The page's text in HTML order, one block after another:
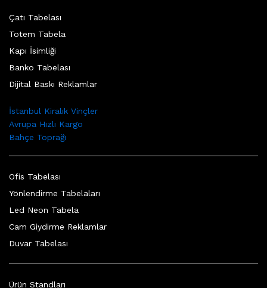
Çatı Tabelası
Totem Tabela
Kapı İsimliği
Banko Tabelası
Dijital Baskı Reklamlar
İstanbul Kiralık Vinçler
Avrupa Hızlı Kargo
Bahçe Toprağı
Ofis Tabelası
Yönlendirme Tabelaları
Led Neon Tabela
Cam Giydirme Reklamlar
Duvar Tabelası
Ürün Standları